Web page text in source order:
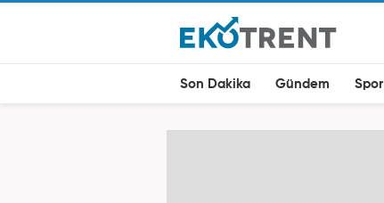
Son Dakika Gündem Spor